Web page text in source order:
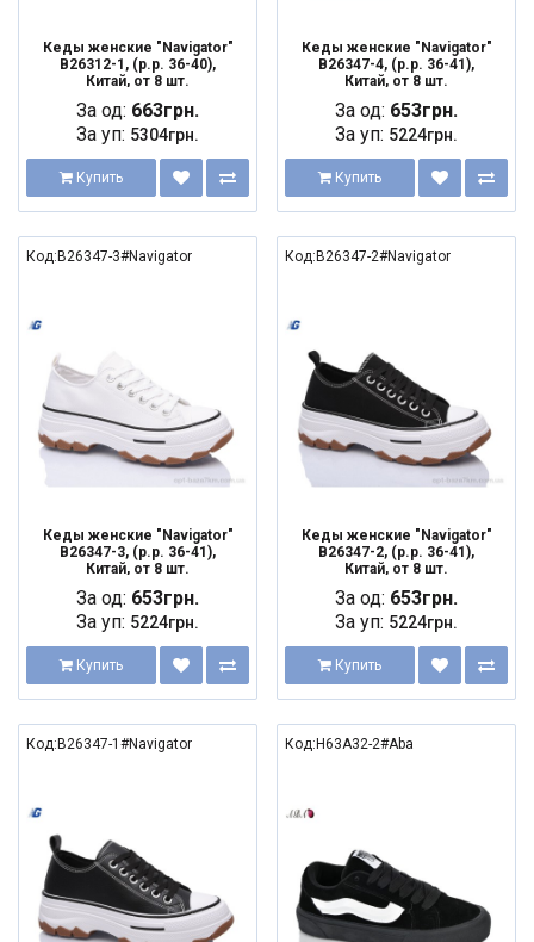
Кеды женские "Navigator"
B26312-1, (р.р. 36-40),
Китай, от 8 шт.
За од: 663грн.
За уп: 5304грн.
Купить
Кеды женские "Navigator"
B26347-4, (р.р. 36-41),
Китай, от 8 шт.
За од: 653грн.
За уп: 5224грн.
Купить
Код:B26347-3#Navigator
Кеды женские "Navigator"
B26347-3, (р.р. 36-41),
Китай, от 8 шт.
За од: 653грн.
За уп: 5224грн.
Купить
Код:B26347-2#Navigator
Кеды женские "Navigator"
B26347-2, (р.р. 36-41),
Китай, от 8 шт.
За од: 653грн.
За уп: 5224грн.
Купить
Код:B26347-1#Navigator Код:H63A32-2#Aba